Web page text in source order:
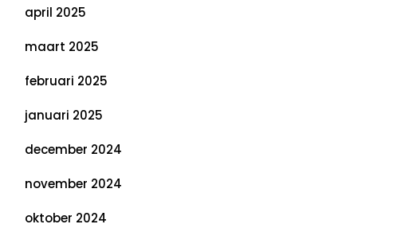
april 2025
maart 2025
februari 2025
januari 2025
december 2024
november 2024
oktober 2024